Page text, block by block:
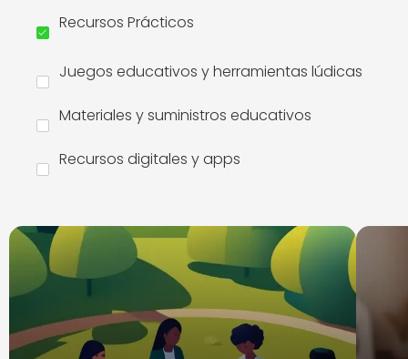
Recursos Prácticos
Juegos educativos y herramientas lúdicas
Materiales y suministros educativos
Recursos digitales y apps